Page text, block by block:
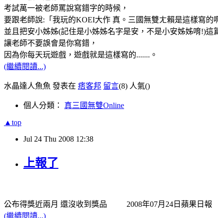
考試萬一被老師罵說寫錯字的時候，
要跟老師說:「我玩的KOEI大作 真。三國無雙ㄤ賴是這樣寫的
並且把安小姊姊(記住是小姊姊名字是安，不是小安姊姊唷!)這
讓老師不要誤會是你寫錯，
因為你每天玩遊戲，遊戲就是這樣寫的.......。
(繼續閱讀...)
水晶達人魚魚 發表在 痞客邦 留言(8) 人氣()
個人分類： 真三國無雙Online
▲top
Jul 24 Thu 2008 12:38
上報了
公布得獎近兩月 還沒收到獎品 2008年07月24日蘋果日報
(繼續閱讀...)